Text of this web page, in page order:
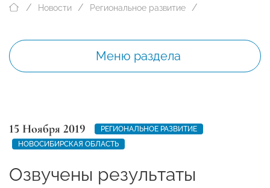
Новости Региональное развитие
Меню раздела
15 Ноября 2019
РЕГИОНАЛЬНОЕ РАЗВИТИЕ
НОВОСИБИРСКАЯ ОБЛАСТЬ
Озвучены результаты